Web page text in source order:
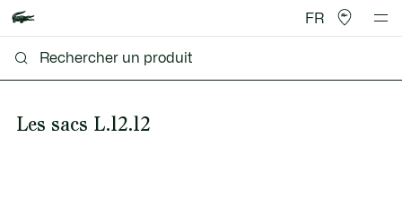
FR
Les sacs L.12.12